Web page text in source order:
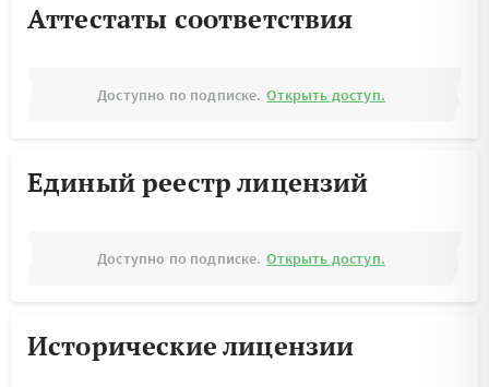
Аттестаты соответствия
Доступно по подписке. Открыть доступ.
Единый реестр лицензий
Доступно по подписке. Открыть доступ.
Исторические лицензии